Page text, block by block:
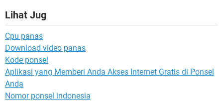
Lihat Jug
Cpu panas
Download video panas
Kode ponsel
Aplikasi yang Memberi Anda Akses Internet Gratis di Ponsel
Anda
Nomor ponsel indonesia